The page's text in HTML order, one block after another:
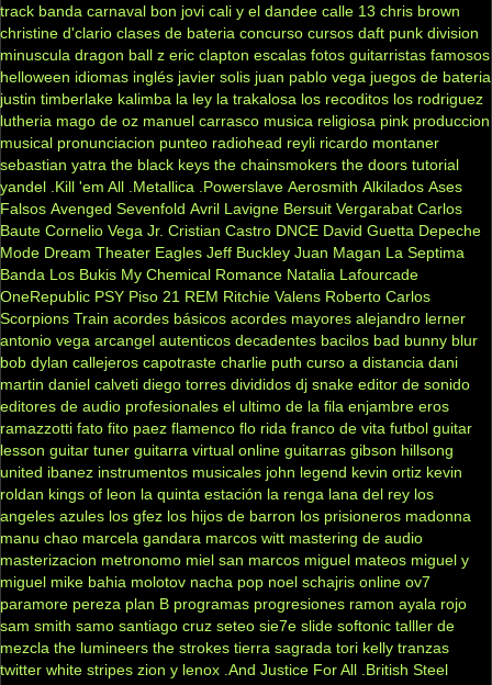
track banda carnaval bon jovi cali y el dandee calle 13 chris brown
christine d'clario clases de bateria concurso cursos daft punk division
minuscula dragon ball z eric clapton escalas fotos guitarristas famosos
helloween idiomas inglés javier solis juan pablo vega juegos de bateria
justin timberlake kalimba la ley la trakalosa los recoditos los rodriguez
lutheria mago de oz manuel carrasco musica religiosa pink produccion
musical pronunciacion punteo radiohead reyli ricardo montaner
sebastian yatra the black keys the chainsmokers the doors tutorial
yandel .Kill 'em All .Metallica .Powerslave Aerosmith Alkilados Ases
Falsos Avenged Sevenfold Avril Lavigne Bersuit Vergarabat Carlos
Baute Cornelio Vega Jr. Cristian Castro DNCE David Guetta Depeche
Mode Dream Theater Eagles Jeff Buckley Juan Magan La Septima
Banda Los Bukis My Chemical Romance Natalia Lafourcade
OneRepublic PSY Piso 21 REM Ritchie Valens Roberto Carlos
Scorpions Train acordes básicos acordes mayores alejandro lerner
antonio vega arcangel autenticos decadentes bacilos bad bunny blur
bob dylan callejeros capotraste charlie puth curso a distancia dani
martin daniel calveti diego torres divididos dj snake editor de sonido
editores de audio profesionales el ultimo de la fila enjambre eros
ramazzotti fato fito paez flamenco flo rida franco de vita futbol guitar
lesson guitar tuner guitarra virtual online guitarras gibson hillsong
united ibanez instrumentos musicales john legend kevin ortiz kevin
roldan kings of leon la quinta estación la renga lana del rey los
angeles azules los gfez los hijos de barron los prisioneros madonna
manu chao marcela gandara marcos witt mastering de audio
masterizacion metronomo miel san marcos miguel mateos miguel y
miguel mike bahia molotov nacha pop noel schajris online ov7
paramore pereza plan B programas progresiones ramon ayala rojo
sam smith samo santiago cruz seteo sie7e slide softonic talller de
mezcla the lumineers the strokes tierra sagrada tori kelly tranzas
twitter white stripes zion y lenox .And Justice For All .British Steel